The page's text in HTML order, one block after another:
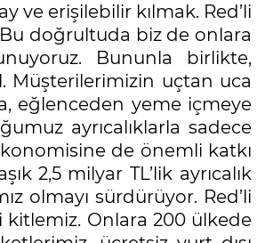
ve erişilebilir kılmak. Red’li
doğrultuda biz de onlara
Bununla birlikte,
Müşterilerimizin uçtan uca
eğlenceden yeme içmeye
ayrıcalıklarla sadece
de önemli katkı
2,5 milyar TL’lik ayrıcalık
olmayı sürdürüyor. Red’li
kitlemiz. Onlara 200 ülkede